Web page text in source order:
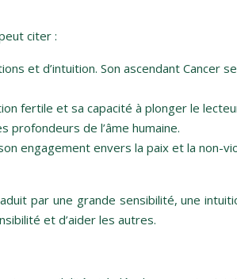
citer :
et d’intuition. Son ascendant Cancer
fertile et sa capacité à plonger le
profondeurs de l’âme humaine.
engagement envers la paix et la non-
par une grande sensibilité, une
et d’aider les autres.